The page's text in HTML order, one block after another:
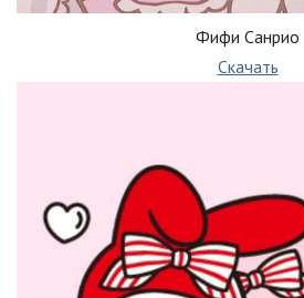
Фифи Санрио
Скачать